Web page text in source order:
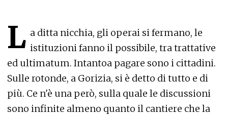
L a ditta nicchia, gli operai si fermano, le
istituzioni fanno il possibile, tra trattative
ed ultimatum. Intantoa pagare sono i cittadini.
Sulle rotonde, a Gorizia, si è detto di tutto e di
più. Ce n'è una però, sulla quale le discussioni
sono infinite almeno quanto il cantiere che la